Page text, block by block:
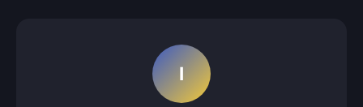
I